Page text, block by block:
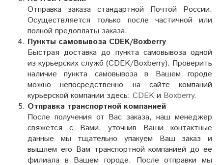
Отправка заказа стандартной Почтой России.
Осуществляется только после частичной или
полной предоплаты заказа.
Пункты самовывоза CDEK/Boxberry
Быстрая доставка до пункта самовывоза одной
из курьерских служб (CDEK/Boxberry). Проверить
наличие пункта самовывоза в Вашем городе
можно непосредственно на сайте компаний
курьерской компании здесь: CDEK и Boxberry.
Отправка транспортной компанией
После получения от Вас заказа, наш менеджер
свяжется с Вами, уточнив Ваши контактные
данные мы тщательно упакуем Ваш заказ и
вышлем его Вам транспортной компанией до ее
филиала в Вашем городе. После отправки мы